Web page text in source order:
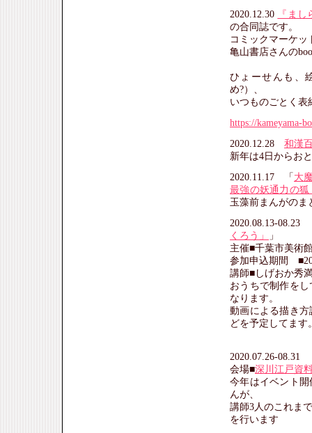
2020.12.30
『ま
の合同誌です。
コミックマーケ
亀山書店さんの
ひょーせんも、
め?）、
いつものごとく表
https://kameyama-
2020.12.28 和漢
新年は4日からお
2020.11.17 「大
最強の妖通力の狐
玉藻前まんがのま
2020.08.13-08.23
くろう」
」
主催■千葉市美術
参加申込期間
講師■しげおか秀
おうちで制作を
なります。
動画による描き
どを予定してます
2020.07.26-08.31
会場■深川江戸資
今年はイベント
んが、
講師3人のこれま
を行います